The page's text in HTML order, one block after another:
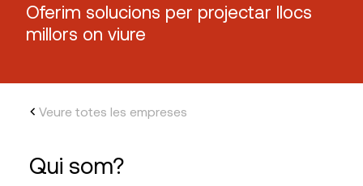
Oferim solucions per projectar llocs
millors on viure
Veure totes les empreses
Qui som?